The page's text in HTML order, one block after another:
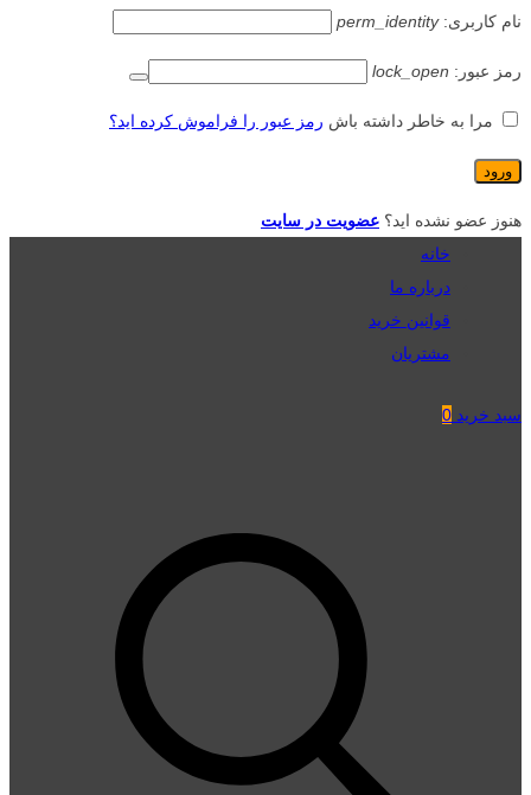
نام کاربری:perm_identity
رمز عبور: lock_open
مرا به خاطر داشته باش رمز عبور را فراموش کرده اید؟
هنوز عضو نشده اید؟ عضویت در سایت
خانه
درباره ما
قوانین خرید
مشتریان
سبد خرید 0